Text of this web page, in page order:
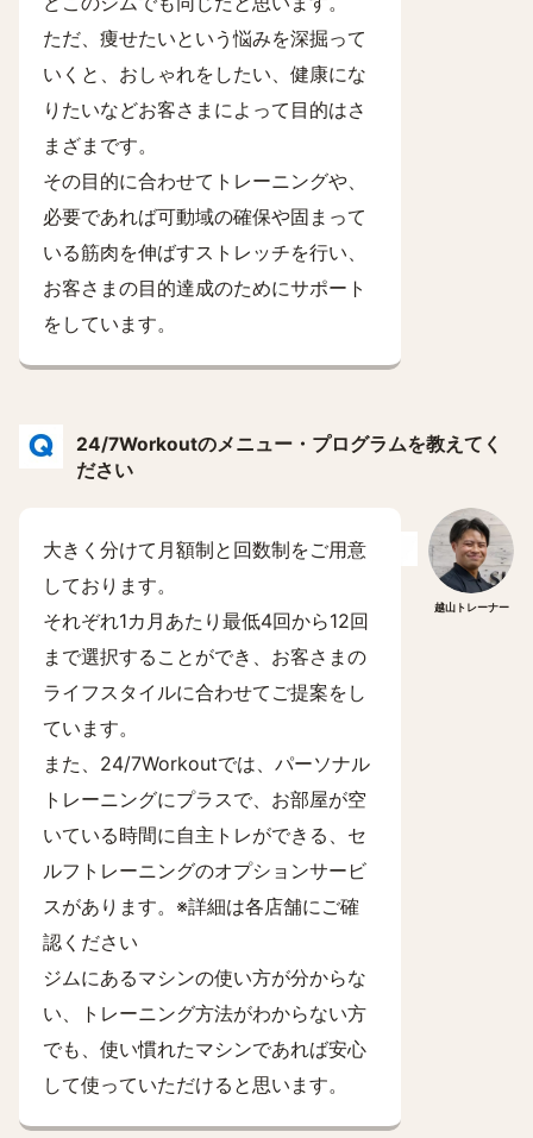
ただ、痩せたいという悩みを深掘って
いくと、おしゃれをしたい、健康にな
りたいなどお客さまによって目的はさ
まざまです。
その目的に合わせてトレーニングや、
必要であれば可動域の確保や固まって
いる筋肉を伸ばすストレッチを行い、
お客さまの目的達成のためにサポート
をしています。
24/7Workoutのメニュー・プログラムを教えてく
ださい
越山トレーナー
大きく分けて月額制と回数制をご用意
しております。
それぞれ1カ月あたり最低4回から12回
まで選択することができ、お客さまの
ライフスタイルに合わせてご提案をし
ています。
また、24/7Workoutでは、パーソナル
トレーニングにプラスで、お部屋が空
いている時間に自主トレができる、セ
ルフトレーニングのオプションサービ
スがあります。※詳細は各店舗にご確
認ください
ジムにあるマシンの使い方が分からな
い、トレーニング方法がわからない方
でも、使い慣れたマシンであれば安心
して使っていただけると思います。